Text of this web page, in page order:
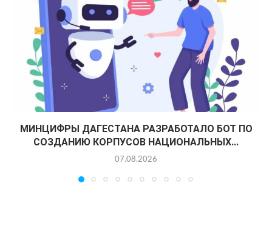
МИНЦИФРЫ ДАГЕСТАНА РАЗРАБОТАЛО БОТ ПО
СОЗДАНИЮ КОРПУСОВ НАЦИОНАЛЬНЫХ...
07.08.2026